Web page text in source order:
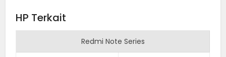
HP Terkait
Redmi Note Series